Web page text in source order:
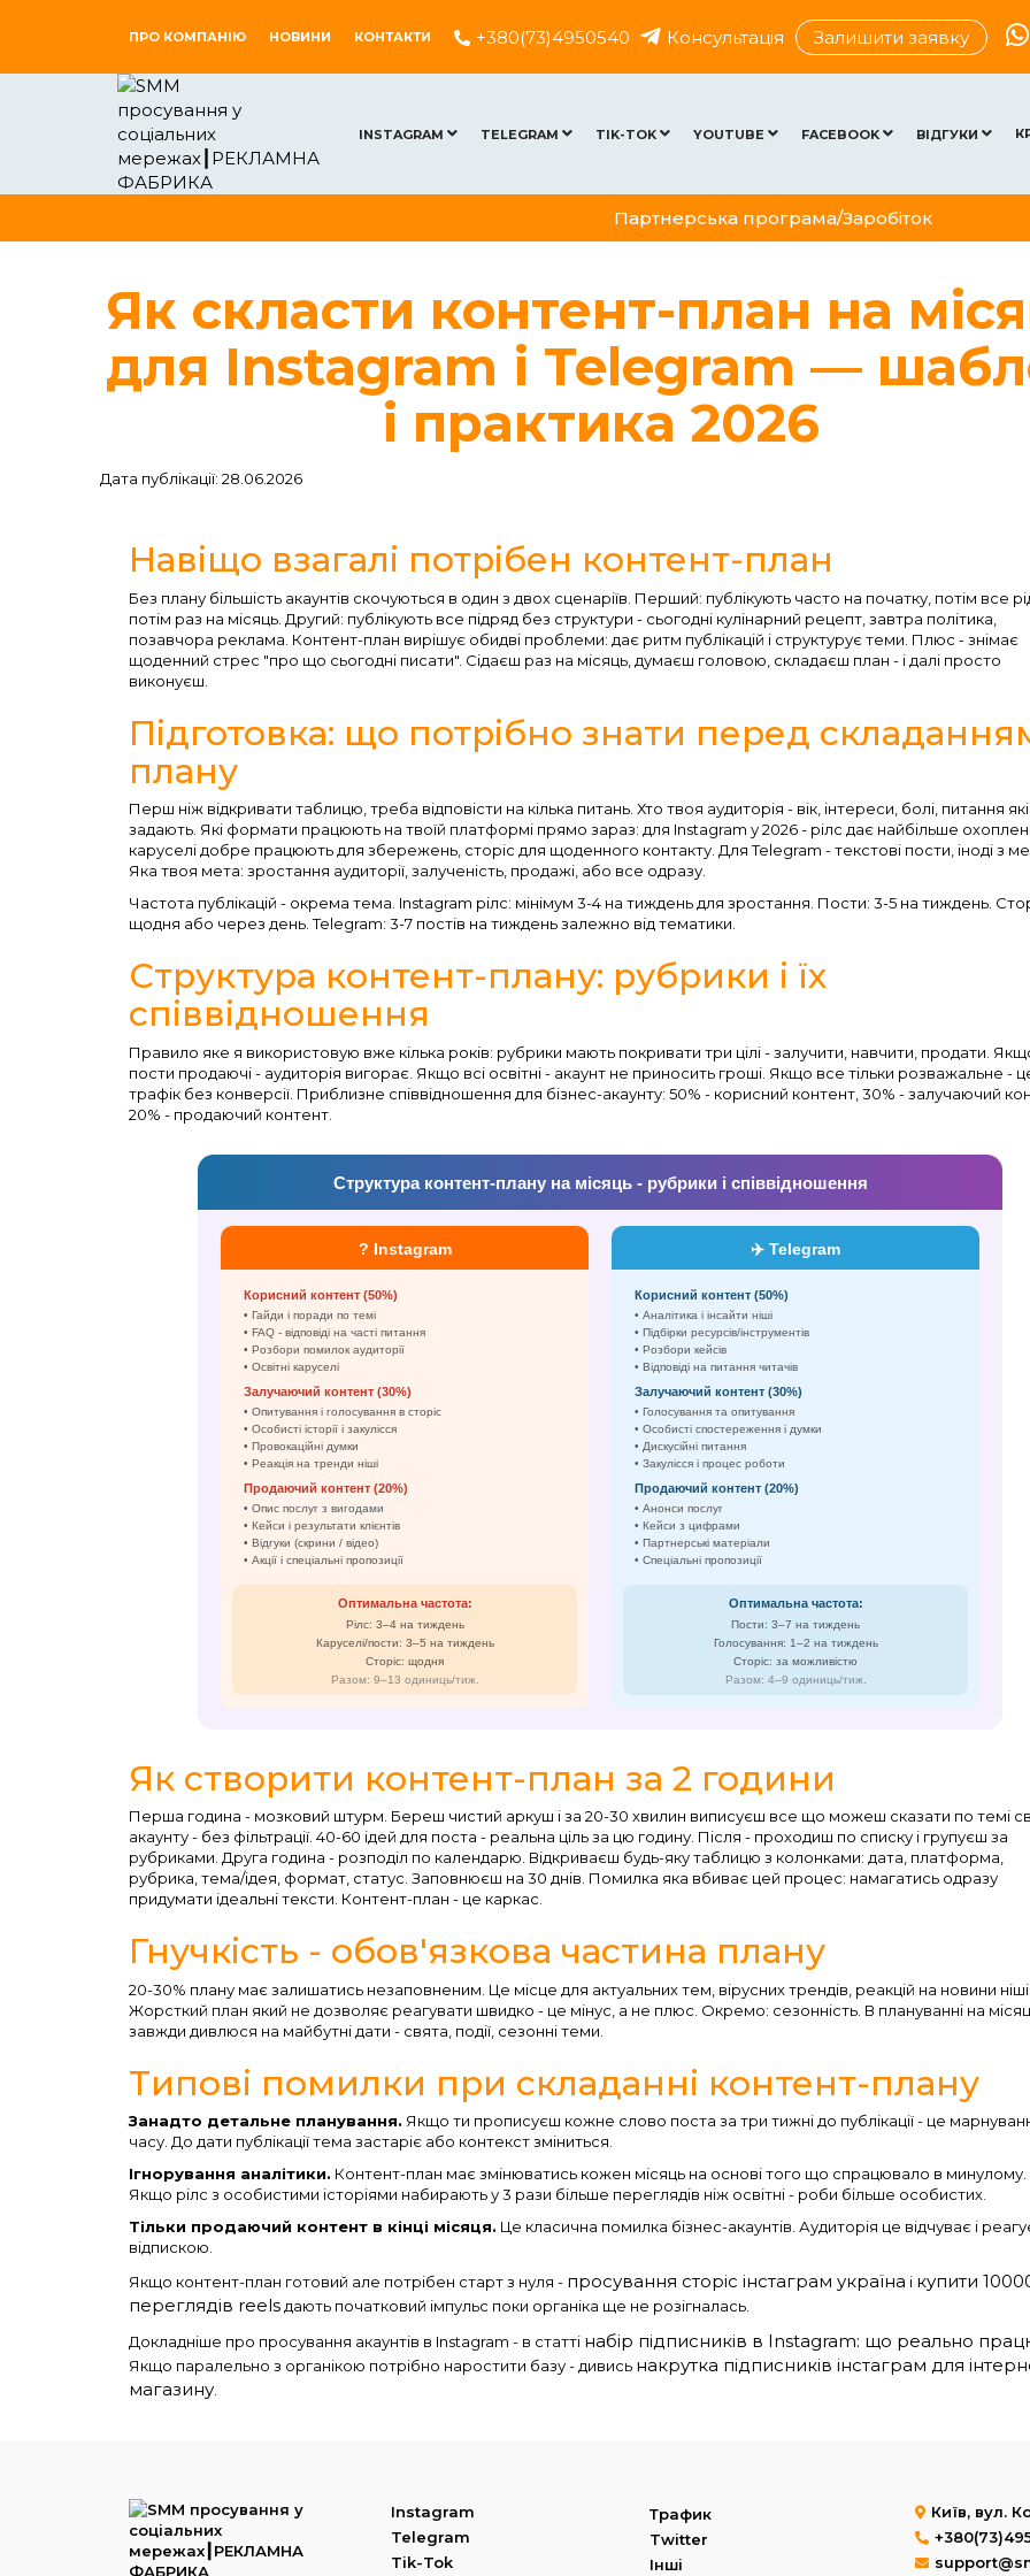
ПРО КОМПАНІЮ НОВИНИ КОНТАКТИ +380(73)4950540 Консультація Залишити заявку
INSTAGRAM TELEGRAM TIK-TOK YOUTUBE FACEBOOK ВІДГУКИ
Партнерська програма/Заробіток
Як скласти контент-план на
для Instagram і Telegram —
і практика 2026
Дата публікації: 28.06.2026
Навіщо взагалі потрібен контент-план
Без плану більшість акаунтів скочуються в один з двох сценаріїв. Перший: публікують часто на початку, потім все
потім раз на місяць. Другий: публікують все підряд без структури - сьогодні кулінарний рецепт, завтра політика,
позавчора реклама. Контент-план вирішує обидві проблеми: дає ритм публікацій і структурує теми. Плюс - знімає
щоденний стрес "про що сьогодні писати". Сідаєш раз на місяць, думаєш головою, складаєш план - і далі просто
виконуєш.
Підготовка: що потрібно знати перед
плану
Перш ніж відкривати таблицю, треба відповісти на кілька питань. Хто твоя аудиторія - вік, інтереси, болі, питання
задають. Які формати працюють на твоїй платформі прямо зараз: для Instagram у 2026 - рілс дає найбільше
каруселі добре працюють для збережень, сторіс для щоденного контакту. Для Telegram - текстові пости, іноді з
Яка твоя мета: зростання аудиторії, залученість, продажі, або все одразу.
Частота публікацій - окрема тема. Instagram рілс: мінімум 3-4 на тиждень для зростання. Пости: 3-5 на тиждень.
щодня або через день. Telegram: 3-7 постів на тиждень залежно від тематики.
Структура контент-плану: рубрики і їх
співвідношення
Правило яке я використовую вже кілька років: рубрики мають покривати три цілі - залучити, навчити, продати.
пости продаючі - аудиторія вигорає. Якщо всі освітні - акаунт не приносить гроші. Якщо все тільки розважальне -
трафік без конверсії. Приблизне співвідношення для бізнес-акаунту: 50% - корисний контент, 30% - залучаючий
20% - продаючий контент.
Структура контент-плану на місяць - рубрики і співвідношення
? Instagram
Корисний контент (50%)
• Гайди і поради по темі
• FAQ - відповіді на часті питання
• Розбори помилок аудиторії
• Освітні каруселі
Залучаючий контент (30%)
• Опитування і голосування в сторіс
• Особисті історії і закулісся
• Провокаційні думки
• Реакція на тренди ніші
Продаючий контент (20%)
• Опис послуг з вигодами
• Кейси і результати клієнтів
• Відгуки (скрини / відео)
• Акції і спеціальні пропозиції
Оптимальна частота:
Рілс: 3–4 на тиждень
Каруселі/пости: 3–5 на тиждень
Сторіс: щодня
Разом: 9–13 одиниць/тиж.
✈️ Telegram
Корисний контент (50%)
• Аналітика і інсайти ніші
• Підбірки ресурсів/інструментів
• Розбори кейсів
• Відповіді на питання читачів
Залучаючий контент (30%)
• Голосування та опитування
• Особисті спостереження і думки
• Дискусійні питання
• Закулісся і процес роботи
Продаючий контент (20%)
• Анонси послуг
• Кейси з цифрами
• Партнерські матеріали
• Спеціальні пропозиції
Оптимальна частота:
Пости: 3–7 на тиждень
Голосування: 1–2 на тиждень
Сторіс: за можливістю
Разом: 4–9 одиниць/тиж.
Як створити контент-план за 2 години
Перша година - мозковий штурм. Береш чистий аркуш і за 20-30 хвилин виписуєш все що можеш сказати по темі
акаунту - без фільтрації. 40-60 ідей для поста - реальна ціль за цю годину. Після - проходиш по списку і групуєш за
рубриками. Друга година - розподіл по календарю. Відкриваєш будь-яку таблицю з колонками: дата, платформа,
рубрика, тема/ідея, формат, статус. Заповнюєш на 30 днів. Помилка яка вбиває цей процес: намагатись одразу
придумати ідеальні тексти. Контент-план - це каркас.
Гнучкість - обов'язкова частина плану
20-30% плану має залишатись незаповненим. Це місце для актуальних тем, вірусних трендів, реакцій на новини ніші.
Жорсткий план який не дозволяє реагувати швидко - це мінус, а не плюс. Окремо: сезонність. В плануванні на
завжди дивлюся на майбутні дати - свята, події, сезонні теми.
Типові помилки при складанні контент-плану
Занадто детальне планування. Якщо ти прописуєш кожне слово поста за три тижні до публікації - це
часу. До дати публікації тема застаріє або контекст зміниться.
Ігнорування аналітики. Контент-план має змінюватись кожен місяць на основі того що спрацювало в минулому.
Якщо рілс з особистими історіями набирають у 3 рази більше переглядів ніж освітні - роби більше особистих.
Тільки продаючий контент в кінці місяця. Це класична помилка бізнес-акаунтів. Аудиторія це відчуває і
відпискою.
Якщо контент-план готовий але потрібен старт з нуля - просування сторіс інстаграм україна і купити
переглядів reels дають початковий імпульс поки органіка ще не розігналась.
Докладніше про просування акаунтів в Instagram - в статті набір підписників в Instagram: що реально
Якщо паралельно з органікою потрібно наростити базу - дивись накрутка підписників інстаграм для
магазину
Instagram
Telegram
Tik-Tok
Трафик
Twitter
Інші
Київ, вул.